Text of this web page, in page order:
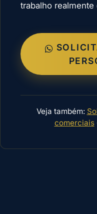
trabalho
Veja também:
comerciais